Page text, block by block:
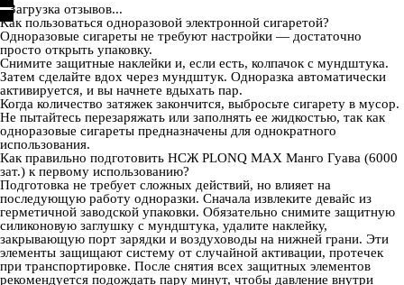
Загрузка отзывов...
Как пользоваться одноразовой электронной сигаретой?
Одноразовые сигареты не требуют настройки — достаточно
просто открыть упаковку.
Снимите защитные наклейки и, если есть, колпачок с мундштука.
Затем сделайте вдох через мундштук. Одноразка автоматически
активируется, и вы начнете вдыхать пар.
Когда количество затяжек закончится, выбросьте сигарету в мусор.
Не пытайтесь перезаряжать или заполнять ее жидкостью, так как
одноразовые сигареты предназначены для однократного
использования.
Как правильно подготовить НСЖ PLONQ MAX Манго Гуава (6000
зат.) к первому использованию?
Подготовка не требует сложных действий, но влияет на
последующую работу одноразки. Сначала извлеките девайс из
герметичной заводской упаковки. Обязательно снимите защитную
силиконовую заглушку с мундштука, удалите наклейку,
закрывающую порт зарядки и воздуховоды на нижней грани. Эти
элементы защищают систему от случайной активации, протечек
при транспортировке. После снятия всех защитных элементов
рекомендуется подождать пару минут, чтобы давление внутри